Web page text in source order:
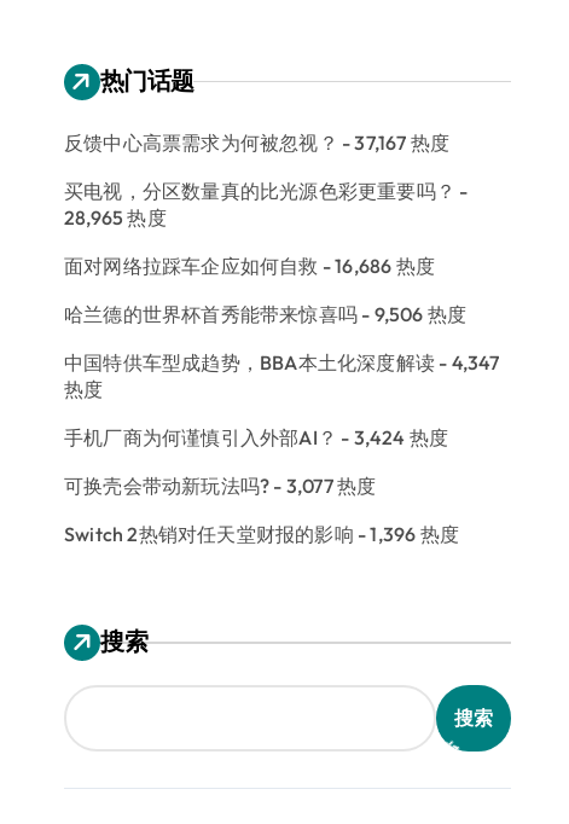
热门话题
反馈中心高票需求为何被忽视？ - 37,167 热度
买电视，分区数量真的比光源色彩更重要吗？ -
28,965 热度
面对网络拉踩车企应如何自救 - 16,686 热度
哈兰德的世界杯首秀能带来惊喜吗 - 9,506 热度
中国特供车型成趋势，BBA本土化深度解读 - 4,347
热度
手机厂商为何谨慎引入外部AI？ - 3,424 热度
可换壳会带动新玩法吗? - 3,077 热度
Switch 2热销对任天堂财报的影响 - 1,396 热度
搜索
搜索